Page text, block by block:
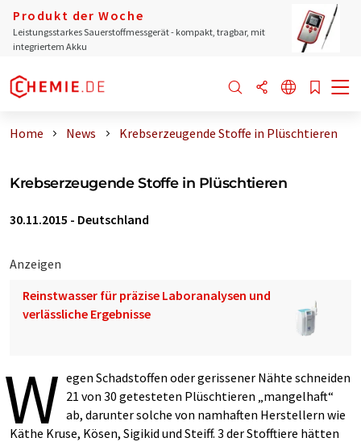
Produkt der Woche
Leistungsstarkes Sauerstoffmessgerät - kompakt, tragbar, mit
integriertem Akku
Home News Krebserzeugende Stoffe in Plüschtieren
Krebserzeugende Stoffe in Plüschtieren
30.11.2015 - Deutschland
Anzeigen
Reinstwasser für präzise Laboranalysen und
verlässliche Ergebnisse
W egen Schadstoffen oder gerissener Nähte schneiden
21 von 30 getesteten Plüschtieren „mangelhaft“
ab, darunter solche von namhaften Herstellern wie
Käthe Kruse, Kösen, Sigikid und Steiff. 3 der Stofftiere hätten